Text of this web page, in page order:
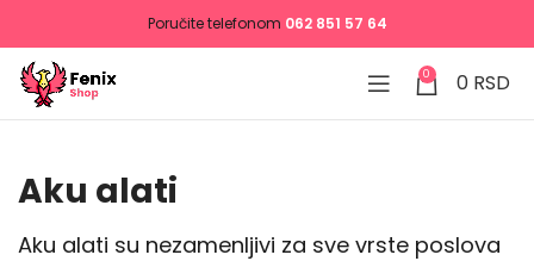
Poručite telefonom 062 851 57 64
0 0 RSD
Aku alati
Aku alati su nezamenljivi za sve vrste poslova